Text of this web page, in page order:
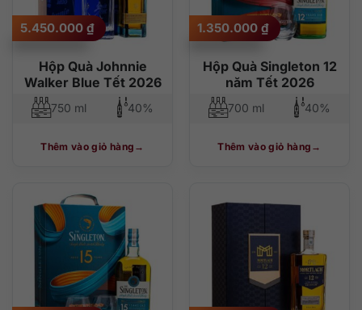
Hộp Quà Johnnie
Walker Blue Tết 2026
5.450.000 ₫
750 ml 40%
Thêm vào giỏ hàng
Hộp Quà Singleton 12
năm Tết 2026
1.350.000 ₫
700 ml 40%
Thêm vào giỏ hàng